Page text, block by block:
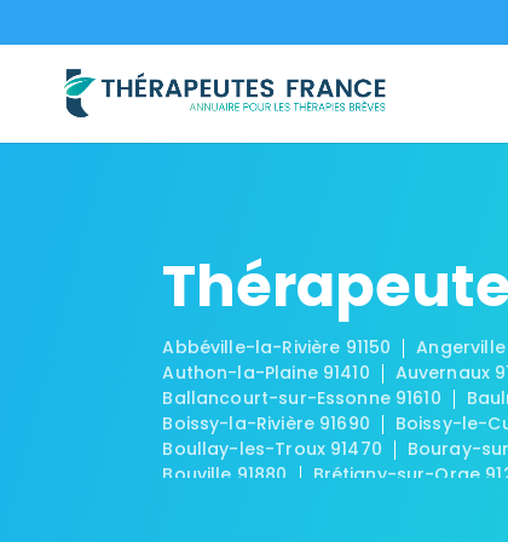
Abbéville-la-Rivière 91150 Angerville
Authon-la-Plaine 91410
Auvernaux
Ballancourt-sur-Essonne 91610
Boissy-la-Rivière 91690
Boissy-le-
Boullay-les-Troux 91470
Bouray-
Bouville 91880
Brétigny-sur-Orge